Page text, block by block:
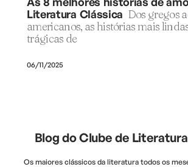
Literatura Clássica Dos gregos
americanos, as histórias mais
trágicas de
06/11/2025
Blog do Clube de
Os maiores clássicos da literatura todos os